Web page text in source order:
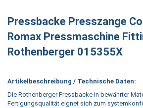
Pressbacke Presszange
Romax Pressmaschine
Rothenberger 015355X
Artikelbeschreibung / Technische Daten:
Die Rothenberger Pressbacke in bewährter
Fertigungsqualität eignet sich zum